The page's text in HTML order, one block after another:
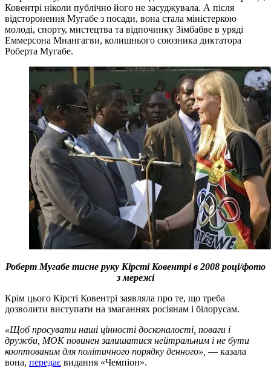
Ковентрі ніколи публічно його не засуджувала. А після
відсторонення Мугабе з посади, вона стала міністеркою
молоді, спорту, мистецтва та відпочинку Зімбабве в уряді
Еммерсона Мнангагви, колишнього союзника диктатора
Роберта Мугабе.
Роберт Мугабе тисне руку Кірсті Ковентрі в 2008 році/фото
з мережі
Крім цього Кірсті Ковентрі заявляла про те, що треба
дозволити виступати на змаганнях росіянам і білорусам.
«Щоб просувати наші цінності досконалості, поваги і
дружби, МОК повинен залишатися нейтральним і не бути
кооптованим для політичного порядку денного», — казала
вона, передає видання «Чемпіон».